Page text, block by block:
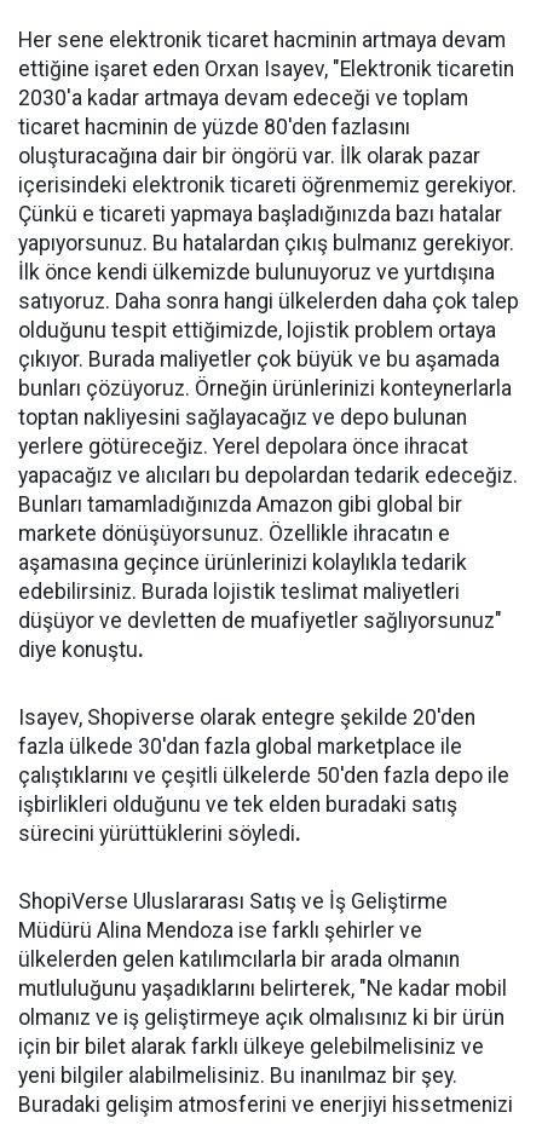
Her sene elektronik ticaret hacminin artmaya devam
ettiğine işaret eden Orxan Isayev, "Elektronik ticaretin
2030'a kadar artmaya devam edeceği ve toplam
ticaret hacminin de yüzde 80'den fazlasını
oluşturacağına dair bir öngörü var. İlk olarak pazar
içerisindeki elektronik ticareti öğrenmemiz gerekiyor.
Çünkü e ticareti yapmaya başladığınızda bazı hatalar
yapıyorsunuz. Bu hatalardan çıkış bulmanız gerekiyor.
İlk önce kendi ülkemizde bulunuyoruz ve yurtdışına
satıyoruz. Daha sonra hangi ülkelerden daha çok talep
olduğunu tespit ettiğimizde, lojistik problem ortaya
çıkıyor. Burada maliyetler çok büyük ve bu aşamada
bunları çözüyoruz. Örneğin ürünlerinizi konteynerlarla
toptan nakliyesini sağlayacağız ve depo bulunan
yerlere götüreceğiz. Yerel depolara önce ihracat
yapacağız ve alıcıları bu depolardan tedarik edeceğiz.
Bunları tamamladığınızda Amazon gibi global bir
markete dönüşüyorsunuz. Özellikle ihracatın e
aşamasına geçince ürünlerinizi kolaylıkla tedarik
edebilirsiniz. Burada lojistik teslimat maliyetleri
düşüyor ve devletten de muafiyetler sağlıyorsunuz"
diye konuştu.
Isayev, Shopiverse olarak entegre şekilde 20'den
fazla ülkede 30'dan fazla global marketplace ile
çalıştıklarını ve çeşitli ülkelerde 50'den fazla depo ile
işbirlikleri olduğunu ve tek elden buradaki satış
sürecini yürüttüklerini söyledi.
ShopiVerse Uluslararası Satış ve İş Geliştirme
Müdürü Alina Mendoza ise farklı şehirler ve
ülkelerden gelen katılımcılarla bir arada olmanın
mutluluğunu yaşadıklarını belirterek, "Ne kadar mobil
olmanız ve iş geliştirmeye açık olmalısınız ki bir ürün
için bir bilet alarak farklı ülkeye gelebilmelisiniz ve
yeni bilgiler alabilmelisiniz. Bu inanılmaz bir şey.
Buradaki gelişim atmosferini ve enerjiyi hissetmenizi